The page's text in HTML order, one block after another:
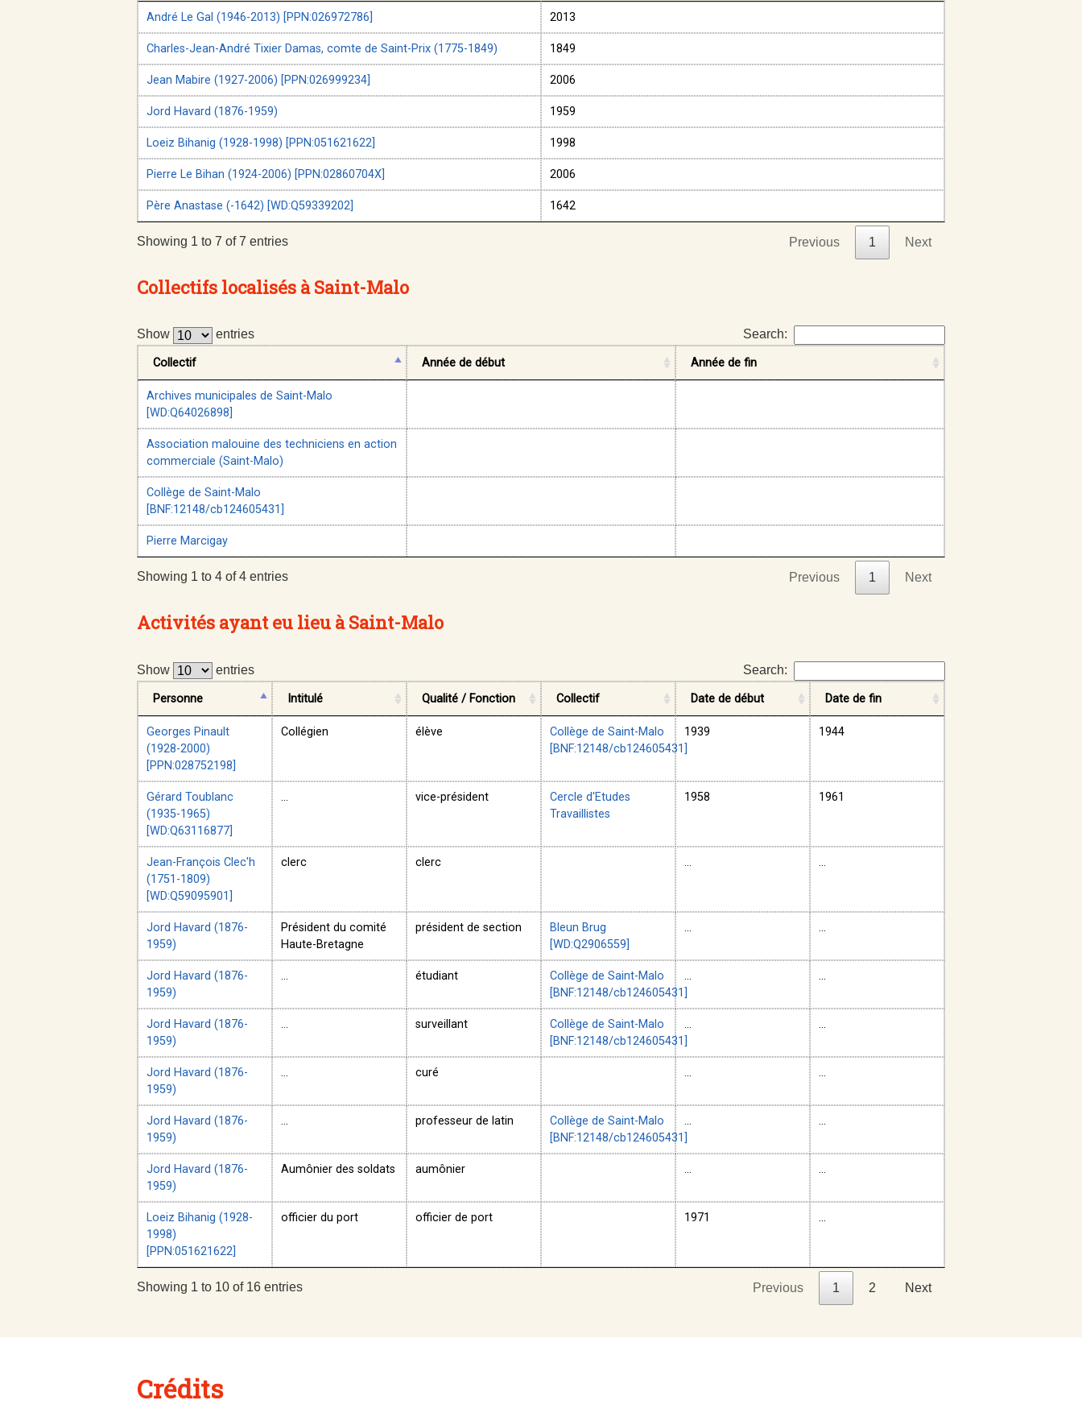
André Le Gal (1946-2013) [PPN:026972786] 2013
Charles-Jean-André Tixier Damas, comte de Saint-Prix (1775-1849) 1849
Jean Mabire (1927-2006) [PPN:026999234] 2006
Jord Havard (1876-1959) 1959
Loeiz Bihanig (1928-1998) [PPN:051621622] 1998
Pierre Le Bihan (1924-2006) [PPN:02860704X] 2006
Père Anastase (-1642) [WD:Q59339202] 1642
Showing 1 to 7 of 7 entries Previous 1 Next
Collectifs localisés à Saint-Malo
Show entries Search:
Collectif Année de début Année de fin
Archives municipales de Saint-Malo
[WD:Q64026898]
Association malouine des techniciens en action
commerciale (Saint-Malo)
Collège de Saint-Malo
[BNF:12148/cb124605431]
Pierre Marcigay
Showing 1 to 4 of 4 entries Previous 1 Next
Activités ayant eu lieu à Saint-Malo
Show entries Search:
Personne Intitulé Qualité / Fonction Collectif Date de début Date de fin
Georges Pinault
(1928-2000)
[PPN:028752198]
Collégien élève
Collège de Saint-Malo
[BNF:12148/cb124605431]
1939 1944
Gérard Toublanc
(1935-1965)
[WD:Q63116877]
... vice-président
Cercle d'Etudes
Travaillistes
1958 1961
Jean-François Clec'h
(1751-1809)
[WD:Q59095901]
clerc clerc ... ...
Jord Havard (1876-
1959)
Président du comité
Haute-Bretagne
président de section
Bleun Brug
[WD:Q2906559]
... ...
Jord Havard (1876-
1959)
... étudiant
Collège de Saint-Malo
[BNF:12148/cb124605431]
... ...
Jord Havard (1876-
1959)
... surveillant
Collège de Saint-Malo
[BNF:12148/cb124605431]
... ...
Jord Havard (1876-
1959)
... curé ... ...
Jord Havard (1876-
1959)
... professeur de latin
Collège de Saint-Malo
[BNF:12148/cb124605431]
... ...
Jord Havard (1876-
1959)
Aumônier des soldats aumônier ... ...
Loeiz Bihanig (1928-
1998)
[PPN:051621622]
officier du port officier de port 1971 ...
Showing 1 to 10 of 16 entries Previous 1 2 Next
Crédits